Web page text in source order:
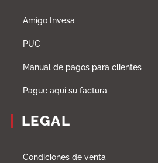
Amigo Invesa
PUC
Manual de pagos para clientes
Pague aqui su factura
LEGAL
Condiciones de venta